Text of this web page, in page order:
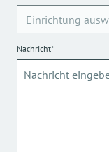
Nachricht*